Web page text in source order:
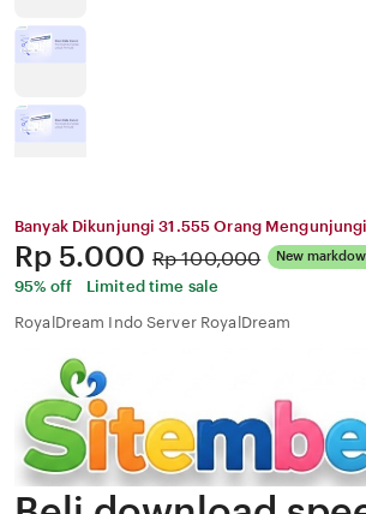
Banyak Dikunjungi 31.555 Orang
Price:
Rp 5.000 Original
Price:
Rp 100,000 New
95% off
Limited time sale
RoyalDream Indo Server RoyalDream